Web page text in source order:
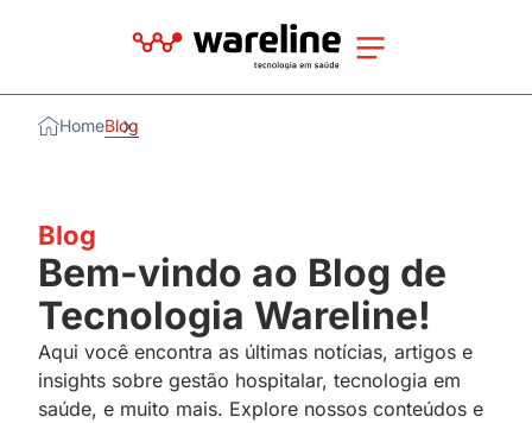
HomeBlog
Blog
Bem-vindo ao Blog de
Tecnologia Wareline!
Aqui você encontra as últimas notícias, artigos e
insights sobre gestão hospitalar, tecnologia em
saúde, e muito mais. Explore nossos conteúdos e